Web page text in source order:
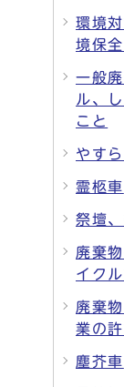
環境
境保
一般
ル、
こと
やす
霊柩車
祭壇
廃棄
イク
廃棄
業の
塵芥車